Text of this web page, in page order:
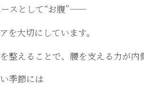
ースとして“お腹”——
を大切にしています。
整えることで、腰を支える力が内
季節には